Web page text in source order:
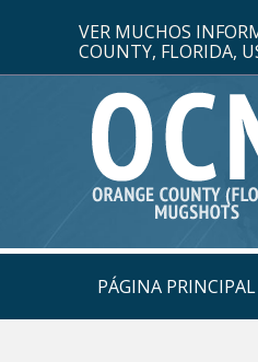
VER MUCHOS
COUNTY, FLORIDA,
PÁGINA PRINCIPAL